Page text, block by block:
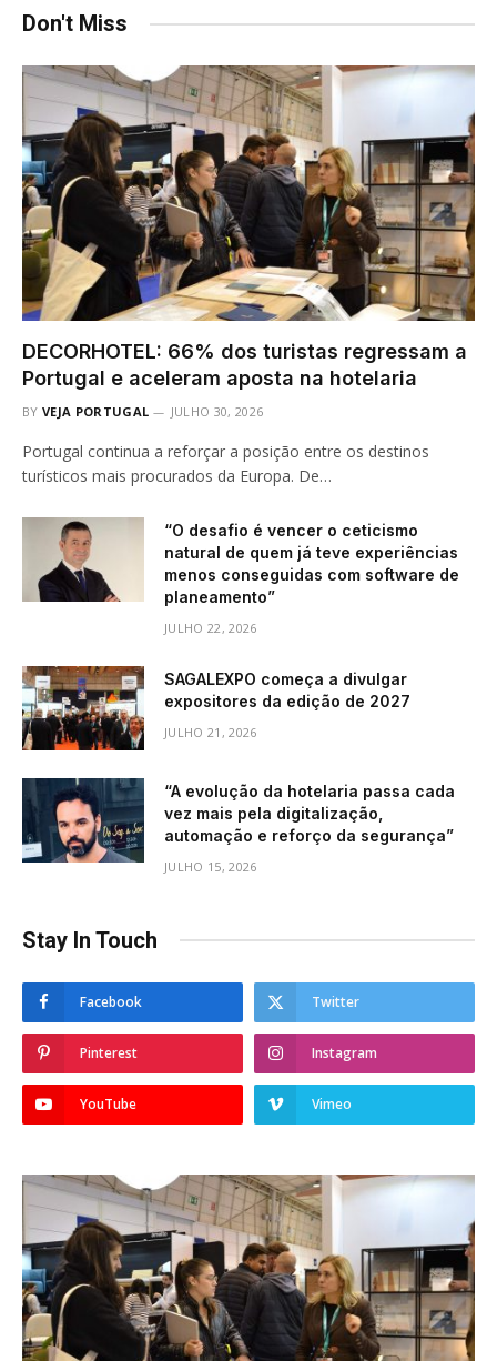
Don't Miss
DECORHOTEL: 66% dos turistas regressam a
Portugal e aceleram aposta na hotelaria
BY VEJA PORTUGAL JULHO 30, 2026
Portugal continua a reforçar a posição entre os destinos
turísticos mais procurados da Europa. De…
“O desafio é vencer o ceticismo
natural de quem já teve experiências
menos conseguidas com software de
planeamento”
JULHO 22, 2026
SAGALEXPO começa a divulgar
expositores da edição de 2027
JULHO 21, 2026
“A evolução da hotelaria passa cada
vez mais pela digitalização,
automação e reforço da segurança”
JULHO 15, 2026
Stay In Touch
Facebook Twitter
Pinterest Instagram
YouTube Vimeo